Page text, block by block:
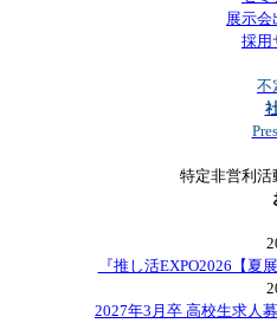
展示会
採用
不
特定非営利活
『推し活EXPO2026【夏
2027年3月卒 高校生求人